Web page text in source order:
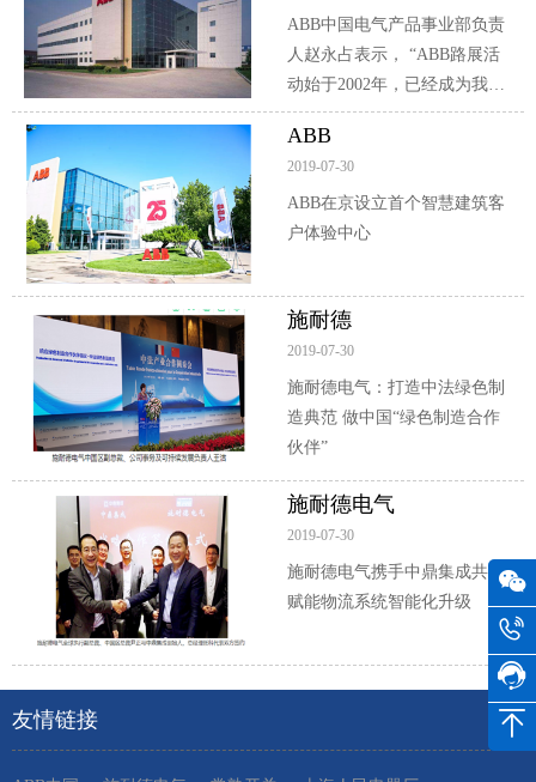
ABB中国电气产品事业部负责
人赵永占表示， “ABB路展活
动始于2002年，已经成为我们
与客户有效沟通的互动平台。
ABB
2019-07-30
ABB在京设立首个智慧建筑客
户体验中心
施耐德
2019-07-30
施耐德电气：打造中法绿色制
造典范 做中国“绿色制造合作
伙伴”
施耐德电气
2019-07-30
施耐德电气携手中鼎集成共同
赋能物流系统智能化升级
友情链接